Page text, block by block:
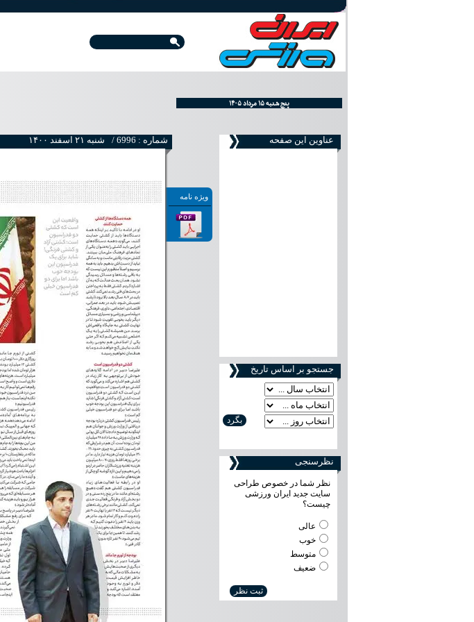
۱۴۰۵ پنج شنبه ۱۵ مرداد
عناوین این صفحه
جستجو بر اساس تاریخ
نظرسنجی
نظر شما در خصوص طراحی
سایت جدید ایران ورزشی
چیست؟
عالی
خوب
متوسط
ضعیف
ویژه نامه
شماره : 6996 /
۱۴۰۰ شنبه ۲۱ اسفند